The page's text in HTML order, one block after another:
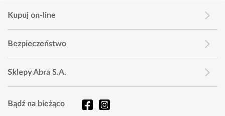
Kupuj on-line
Bezpieczeństwo
Sklepy Abra S.A.
Bądź na bieżąco